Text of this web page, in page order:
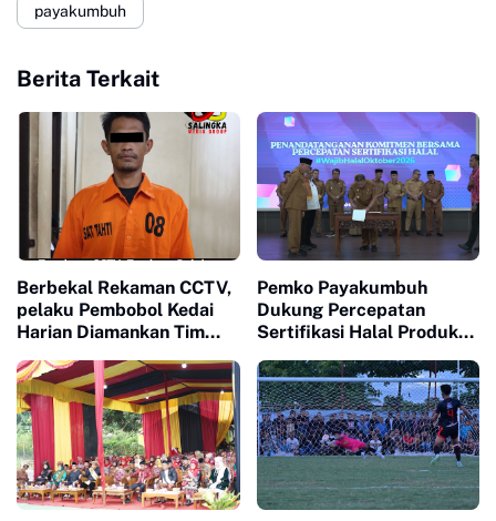
payakumbuh
Berita Terkait
Berbekal Rekaman CCTV,
pelaku Pembobol Kedai
Harian Diamankan Tim
Payakumbuh
Pemko Payakumbuh
Dukung Percepatan
Sertifikasi Halal Produk